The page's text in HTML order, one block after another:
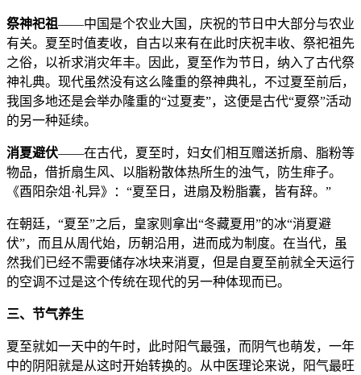
祭神祀祖——中国是个农业大国，庆祝的节日中大部分与农业
有关。夏至时值麦收，自古以来有在此时庆祝丰收、祭祀祖先
之俗，以祈求消灾年丰。因此，夏至作为节日，纳入了古代祭
神礼典。现代虽然没有这么隆重的祭神典礼，不过夏至前后，
我国多地还是会举办隆重的“过夏麦”，这便是古代“夏祭”活动
的另一种延续。
消夏避伏——在古代，夏至时，妇女们相互赠送折扇、脂粉等
物品，借折扇生风、以脂粉散体热所生的浊气，防生痱子。
《酉阳杂俎·礼异》：“夏至日，进扇及粉脂囊，皆有辞。”
在朝廷，“夏至”之后，皇家则拿出“冬藏夏用”的冰“消夏避
伏”，而且从周代始，历朝沿用，进而成为制度。在当代，虽
然我们已经不需要储存冰块来消夏，但是自夏至前就全天运行
的空调不过是这个传统在现代的另一种体现而已。
三、节气养生
夏至就如一天中的午时，此时阳气最强，而阴气也萌发，一年
中的阴阳就是从这时开始转换的。从中医理论来说，阳气最旺